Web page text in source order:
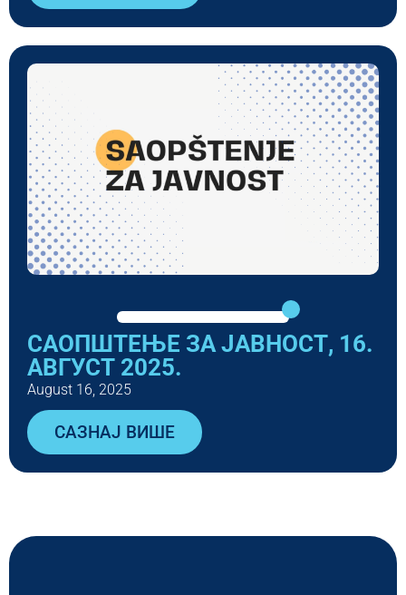
САОПШТЕЊЕ ЗА ЈАВНОСТ, 16.
АВГУСТ 2025.
August 16, 2025
САЗНАЈ ВИШЕ